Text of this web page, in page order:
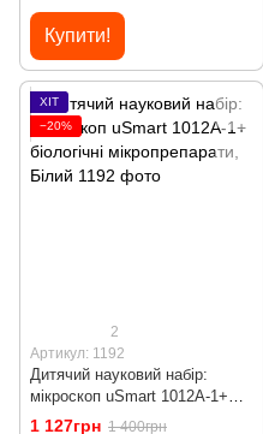
Купити!
ХІТ
−20%
2
Артикул: 1192
Дитячий науковий набір:
мікроскоп uSmart 1012A-1+
біологічні мікропрепарати,
1 127грн 1 400грн